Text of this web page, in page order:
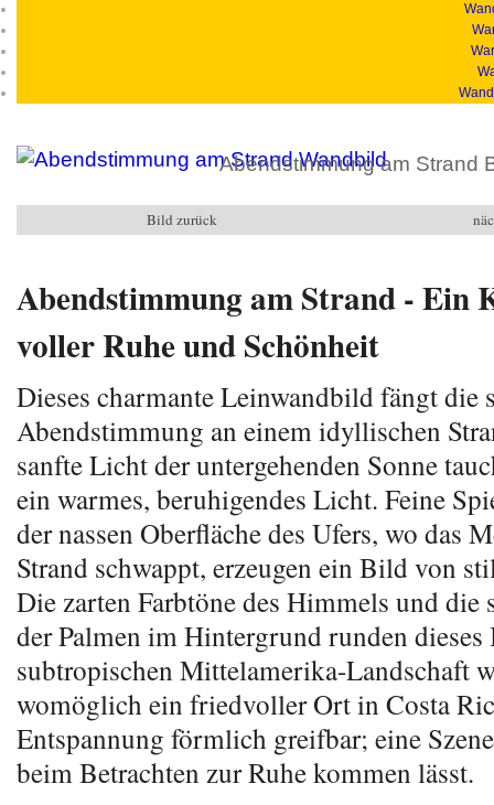
Abendstimmung am Strand
Bild zurück
Abendstimmung am Strand - Ein
voller Ruhe und Schönheit
Dieses charmante Leinwandbild fängt die
Abendstimmung an einem idyllischen
sanfte Licht der untergehenden Sonne
ein warmes, beruhigendes Licht. Feine
der nassen Oberfläche des Ufers, wo das
Strand schwappt, erzeugen ein Bild von
Die zarten Farbtöne des Himmels und die
der Palmen im Hintergrund runden
subtropischen Mittelamerika-Landschaft
womöglich ein friedvoller Ort in Costa
Entspannung förmlich greifbar; eine
beim Betrachten zur Ruhe kommen lässt.